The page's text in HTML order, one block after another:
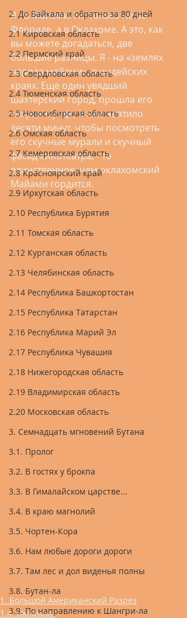
2. До Байкала и обратно за 80 дней
2.1 Кировская область
2.2 Пермский край
2.3 Свердловская область
2.4 Тюменская область
2.5 Новосибирская область
2.6 Омская область
2.7 Кемеровская область
2.8 Красноярский край
2.9 Иркутская область
2.10 Республика Бурятия
2.11 Томская область
2.12 Курганская область
2.13 Челябинская область
2.14 Республика Башкортостан
2.15 Республика Татарстан
2.16 Республика Марий Эл
2.17 Республика Чувашия
2.18 Нижегородская область
2.19 Владимирская область
2.20 Московская область
3. Семнадцать мгновений Бутана
3.1. Пролог
3.2. В гостях у брокпа
3.3. В Гималайском царстве...
3.4. В краю магнолий
3.5. Чортен-Кора
3.6. Нам любые дороги дороги
3.7. Там лес и дол виденья полны
3.8. Бутан-ла
3.9. По направлению к Шангри-ла
Я - в Майами. Но только не во
Флориде, а в Оклахоме. А это, как
вы можете догадаться, две
большие разницы. Я - на «землях
народа майами», в индейских
краях. Еще один увядший
шахтерский город, прошла его
глория мунди, и мне хватило
десяти минут, чтобы посмотреть
его скучные мурали и скучный
фасад кинотеатра, - то
единственное, чем оклахомский
Майами гордится.
1. Большой Американский Разрез
1.4. Оклахома